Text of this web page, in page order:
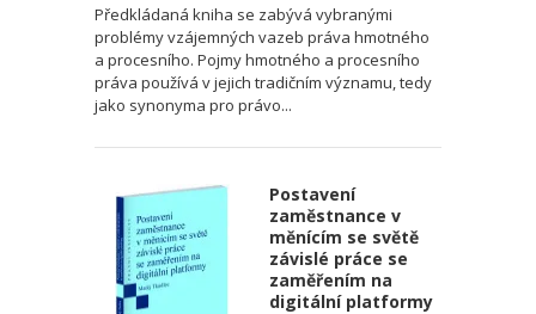
Předkládaná kniha se zabývá vybranými
problémy vzájemných vazeb práva hmotného
a procesního. Pojmy hmotného a procesního
práva používá v jejich tradičním významu, tedy
jako synonyma pro právo...
Postavení
zaměstnance v
měnícím se světě
závislé práce se
zaměřením na
digitální platformy